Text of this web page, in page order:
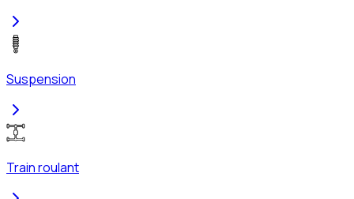
Suspension
Train roulant